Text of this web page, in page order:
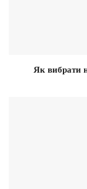
Як вибрати